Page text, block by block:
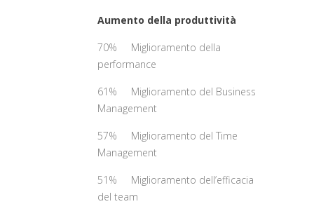
Aumento della produttività
70% Miglioramento della
performance
61% Miglioramento del Business
Management
57% Miglioramento del Time
Management
51% Miglioramento dell’efficacia
del team